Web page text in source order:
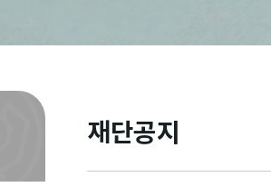
재단공지